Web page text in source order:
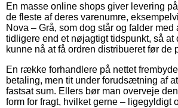
En masse online shops giver levering
de fleste af deres varenumre,
Nova – Grå, som dog står og falder med
tidligere end et nøjagtigt tidspunkt, så at
kunne nå at få ordren distribueret før de
En række forhandlere på nettet
betaling, men tit under forudsætning af
fastsat sum. Ellers bør man overveje
form for fragt, hvilket gerne – ligegyldigt